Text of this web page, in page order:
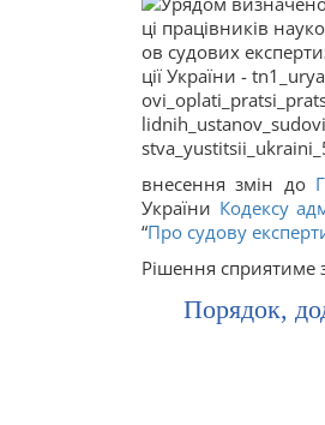
внесення змін до
України Кодексу
“Про судову
Рішення сприятиме
Порядок,